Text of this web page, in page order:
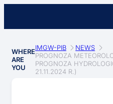
WHERE
ARE
YOU
IMGW-PIB
NEWS
PROGNOZA
PROGNOZA
21.11.2024 R.)